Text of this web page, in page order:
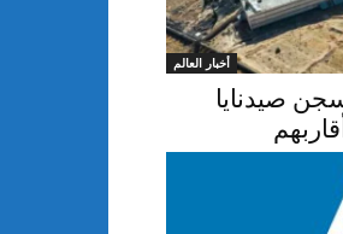
أخبار العالم
صيدنايا